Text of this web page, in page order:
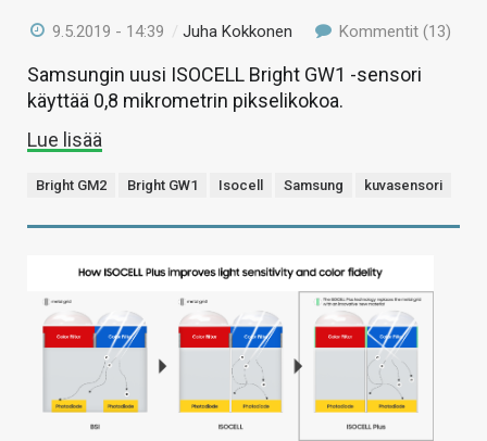
9.5.2019 - 14:39 /Juha Kokkonen Kommentit (13)
Samsungin uusi ISOCELL Bright GW1 -sensori
käyttää 0,8 mikrometrin pikselikokoa.
Lue lisää
Bright GM2 Bright GW1 Isocell Samsung kuvasensori